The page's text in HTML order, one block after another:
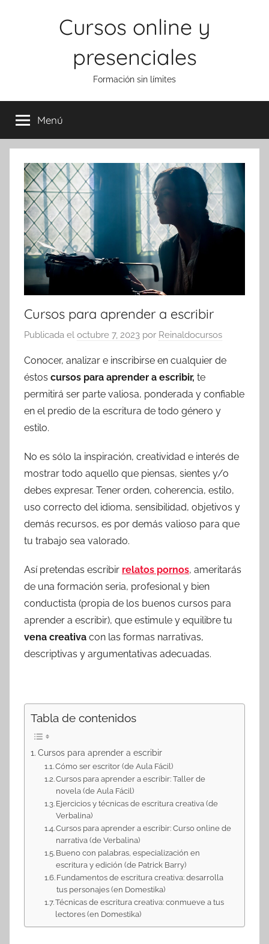
Cursos online y
presenciales
Formación sin límites
Menú
Cursos para aprender a escribir
Publicada el octubre 7, 2023 por Reinaldocursos
Conocer, analizar e inscribirse en cualquier de
éstos cursos para aprender a escribir, te
permitirá ser parte valiosa, ponderada y confiable
en el predio de la escritura de todo género y
estilo.
No es sólo la inspiración, creatividad e interés de
mostrar todo aquello que piensas, sientes y/o
debes expresar. Tener orden, coherencia, estilo,
uso correcto del idioma, sensibilidad, objetivos y
demás recursos, es por demás valioso para que
tu trabajo sea valorado.
Así pretendas escribir relatos pornos, ameritarás
de una formación seria, profesional y bien
conductista (propia de los buenos cursos para
aprender a escribir), que estimule y equilibre tu
vena creativa con las formas narrativas,
descriptivas y argumentativas adecuadas.
Tabla de contenidos
Cursos para aprender a escribir
Cómo ser escritor (de Aula Fácil)
Cursos para aprender a escribir: Taller de
novela (de Aula Fácil)
Ejercicios y técnicas de escritura creativa (de
Verbalina)
Cursos para aprender a escribir: Curso online de
narrativa (de Verbalina)
Bueno con palabras, especialización en
escritura y edición (de Patrick Barry)
Fundamentos de escritura creativa: desarrolla
tus personajes (en Domestika)
Técnicas de escritura creativa: conmueve a tus
lectores (en Domestika)